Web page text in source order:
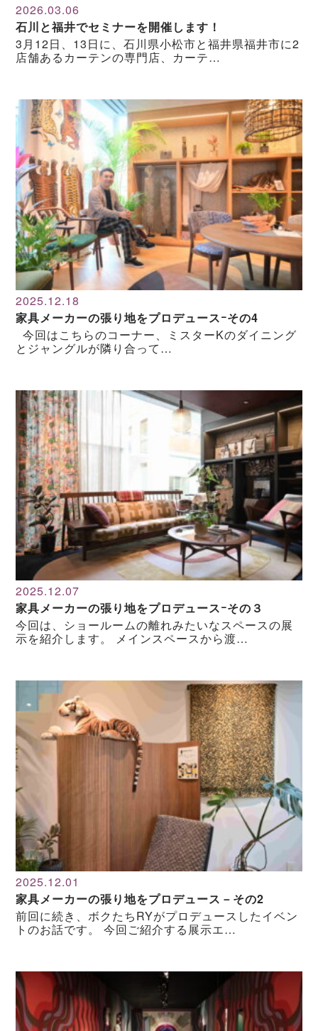
2026.03.06
石川と福井でセミナーを開催します！
3月12日、13日に、石川県小松市と福井県福井市に2
店舗あるカーテンの専門店、カーテ…
2025.12.18
家具メーカーの張り地をプロデュースｰその4
今回はこちらのコーナー、ミスターKのダイニング
とジャングルが隣り合って…
2025.12.07
家具メーカーの張り地をプロデュースｰその３
今回は、ショールームの離れみたいなスペースの展
示を紹介します。 メインスペースから渡…
2025.12.01
家具メーカーの張り地をプロデュース－その2
前回に続き、ボクたちRYがプロデュースしたイベン
トのお話です。 今回ご紹介する展示エ…